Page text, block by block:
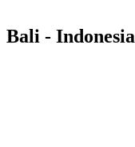
Bali - Indonesia